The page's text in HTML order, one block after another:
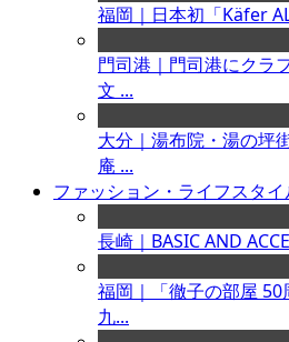
福岡｜日本初「Käfer
門司港｜門司港にクラ
文 ...
大分｜湯布院・湯の坪
庵 ...
ファッション・ライフスタイ
長崎｜BASIC AND
福岡｜「徹子の部屋 50
九...